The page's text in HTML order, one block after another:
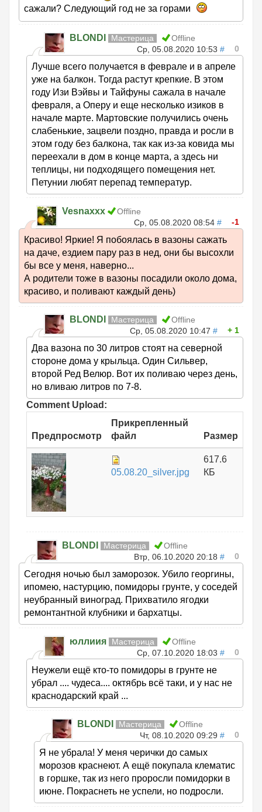
сажали? Следующий год не за горами
BLONDI Мастерица
Offline
Ср, 05.08.2020 10:53 # 0
Лучше всего получается в феврале и в апреле
уже на балкон. Тогда растут крепкие. В этом
году Изи Вэйвы и Тайфуны сажала в начале
февраля, а Оперу и еще несколько изиков в
начале марте. Мартовские получились очень
слабенькие, зацвели поздно, правда и росли в
этом году без балкона, так как из-за ковида мы
переехали в дом в конце марта, а здесь ни
теплицы, ни подходящего помещения нет.
Петунии любят перепад температур.
Vesnaxxx
Offline
Ср, 05.08.2020 08:54 # -1
Красиво! Яркие! Я побоялась в вазоны сажать
на даче, ездием пару раз в нед, они бы высохли
бы все у меня, наверно...
А родители тоже в вазоны посадили около дома,
красиво, и поливают каждый день)
BLONDI Мастерица
Offline
Ср, 05.08.2020 10:47 # 1
Два вазона по 30 литров стоят на северной
стороне дома у крыльца. Один Сильвер,
второй Ред Велюр. Вот их поливаю через день,
но вливаю литров по 7-8.
Comment Upload:
Предпросмотр
Прикрепленный
файл
Размер
05.08.20_silver.jpg
617.6
КБ
BLONDI Мастерица
Offline
Втр, 06.10.2020 20:18 # 0
Сегодня ночью был заморозок. Убило георгины,
ипомею, настурцию, помидоры грунте, у соседей
неубранный виноград. Прихватило ягодки
ремонтантной клубники и бархатцы.
юллиия Мастерица
Offline
Ср, 07.10.2020 18:03 # 0
Неужели ещё кто-то помидоры в грунте не
убрал .... чудеса.... октябрь всё таки, и у нас не
краснодарский край ...
BLONDI Мастерица
Offline
Чт, 08.10.2020 09:29 # 0
Я не убрала! У меня черички до самых
морозов краснеют. А ещё покупала клематис
в горшке, так из него проросли помидорки в
июне. Покраснеть не успели, но подросли.